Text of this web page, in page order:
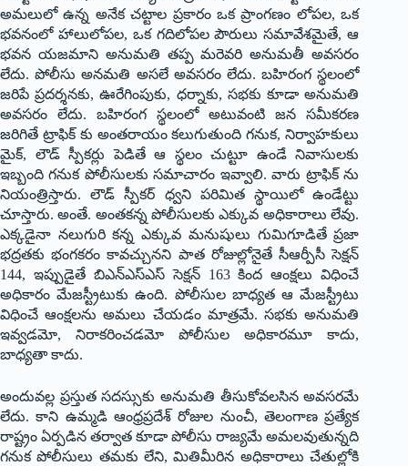
అమలులో ఉన్న అనేక చట్టాల ప్రకారం ఒక ప్రాంగణం లోపల, ఒక
భవనంలో హాలులోపల, ఒక గదిలోపల పౌరులు సమావేశమైతే, ఆ
భవన యజమాని అనుమతి తప్ప మరెవరి అనుమతీ అవసరం
లేదు. పోలీసు అనమతి అసలే అవసరం లేదు. బహిరంగ స్థలంలో
జరిపే ప్రదర్శనకు, ఊరేగింపుకు, ధర్నాకు, సభకు కూడా అనుమతి
అవసరం లేదు. బహిరంగ స్థలంలో అటువంటి జన సమీకరణ
జరిగితే ట్రాఫిక్ కు అంతరాయం కలుగుతుంది గనుక, నిర్వాహకులు
మైక్, లౌడ్ స్పీకర్లు పెడితే ఆ స్థలం చుట్టూ ఉండే నివాసులకు
ఇబ్బంది గనుక పోలీసులకు సమాచారం ఇవ్వాలి. వారు ట్రాఫిక్ ను
నియంత్రిస్తారు. లౌడ్ స్పీకర్ ధ్వని పరిమిత స్థాయిలో ఉండేట్టు
చూస్తారు. అంతే. అంతకన్న పోలీసులకు ఎక్కువ అధికారాలు లేవు.
ఎక్కడైనా నలుగురి కన్న ఎక్కువ మనుషులు గుమిగూడితే ప్రజా
భద్రతకు భంగకరం కావచ్చునని పాత రోజుల్లోనైతే సీఆర్పీసీ సెక్షన్
144, ఇప్పుడైతే బిఎన్ఎస్ఎస్ సెక్షన్ 163 కింద ఆంక్షలు విధించే
అధికారం మేజస్ట్రీటుకు ఉంది. పోలీసుల బాధ్యత ఆ మేజస్ట్రీటు
విధించే ఆంక్షలను అమలు చేయడం మాత్రమే. సభకు అనుమతి
ఇవ్వడమో, నిరాకరించడమో పోలీసుల అధికారమూ కాదు,
బాధ్యతా కాదు.
అందువల్ల ప్రస్తుత సదస్సుకు అనుమతి తీసుకోవలసిన అవసరమే
లేదు. కాని ఉమ్మడి ఆంధ్రప్రదేశ్ రోజుల నుంచీ, తెలంగాణ ప్రత్యేక
రాష్ట్రం ఏర్పడిన తర్వాత కూడా పోలీసు రాజ్యమే అమలవుతున్నది
గనుక పోలీసులు తమకు లేని, మితిమీరిన అధికారాలు చేతుల్లోకి